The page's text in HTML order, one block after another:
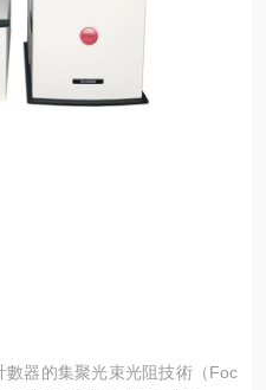
器的集聚光束光阻技術（Foc